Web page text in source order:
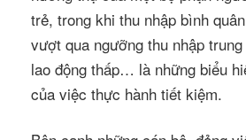
trẻ, trong khi thu nhập bình
vượt qua ngưỡng thu nhập
lao động thấp… là những biểu
của việc thực hành tiết kiệm.